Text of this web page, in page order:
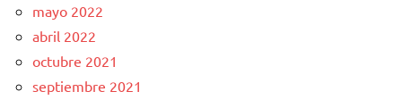
mayo 2022
abril 2022
octubre 2021
septiembre 2021